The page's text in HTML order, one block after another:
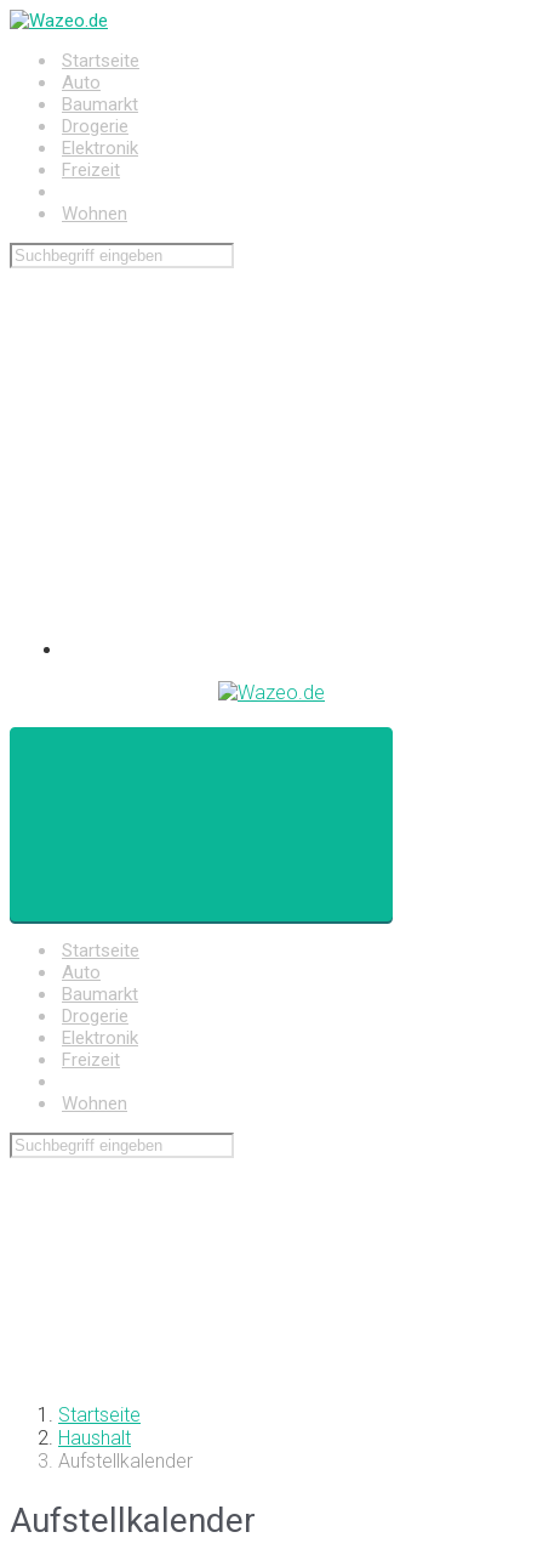
Zum
springenStartseite
Auto
Baumarkt
Drogerie
Elektronik
Freizeit
Wohnen
Startseite
Auto
Baumarkt
Drogerie
Elektronik
Freizeit
Wohnen
Startseite
Haushalt
Aufstellkalender
Aufstellkalender